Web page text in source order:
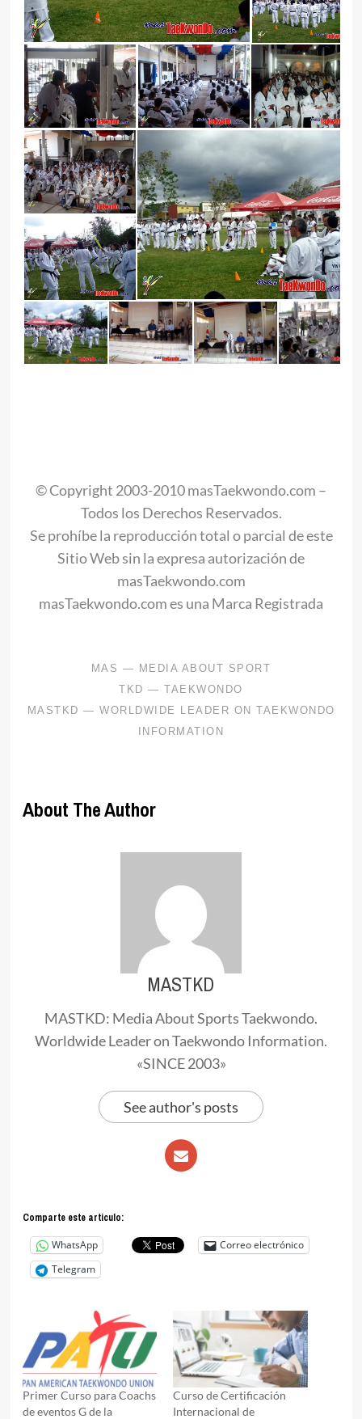
© Copyright 2003-2010 masTaekwondo.com –
Todos los Derechos Reservados.
Se prohíbe la reproducción total o parcial de este
Sitio Web sin la expresa autorización de
masTaekwondo.com
masTaekwondo.com es una Marca Registrada
About The Author
MASTKD
MASTKD: Media About Sports Taekwondo.
Worldwide Leader on Taekwondo Information.
«SINCE 2003»
See author's posts
Comparte este articulo:
WhatsApp
Correo electrónico
Telegram
Primer Curso para Coachs
de eventos G de la
Curso de Certificación
Internacional de